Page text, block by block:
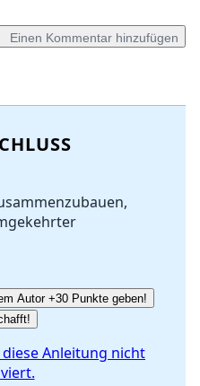
Einen Kommentar hinzufügen
Abbrechen
Autor +30 Punkte geben!
Anleitung nicht